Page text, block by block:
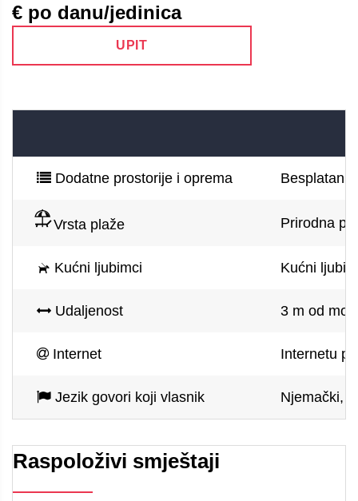
€ po danu/jedinica
UPIT
Dodatne prostorije i oprema Besplatan
Vrsta plaže Prirodna
Kućni ljubimci Kućni
Udaljenost 3 m od
Internet Internetu
Jezik govori koji vlasnik Njemački,
Raspoloživi smještaji